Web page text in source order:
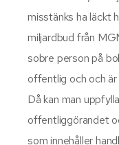
misstänks ha läckt
miljardbud från
sobre person på
offentlig och och
Då kan man
offentliggörandet
som innehåller